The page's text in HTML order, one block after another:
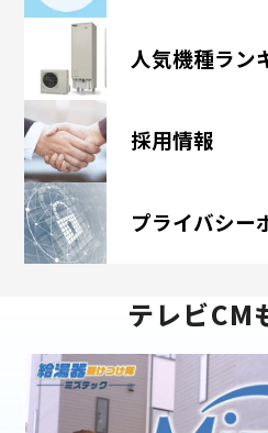
人気機種ラン
採用情報
プライバシー
テレビCM